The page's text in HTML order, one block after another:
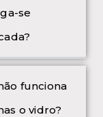
se
funciona
o vidro?